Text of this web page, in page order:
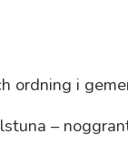
ordning i
–